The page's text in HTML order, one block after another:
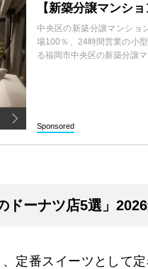
【新築分譲マンショ
中央区の新築分譲マンショ
場100％、24時間営業の小
る福岡市中央区の新築分譲マ
Sponsored
ドーナツ店5選」
定番スイーツとして